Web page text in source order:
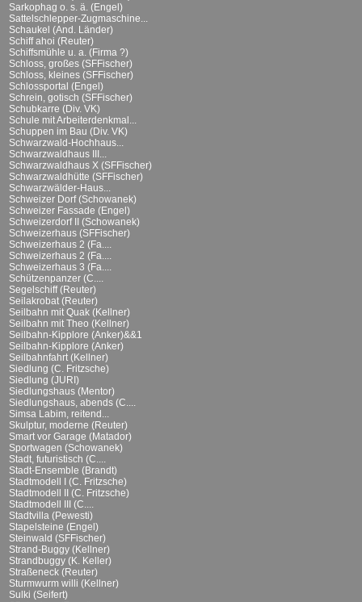
Sarkophag o. s. ä. (Engel)
Sattelschlepper-Zugmaschine...
Schaukel (And. Länder)
Schiff ahoi (Reuter)
Schiffsmühle u. a. (Firma ?)
Schloss, großes (SFFischer)
Schloss, kleines (SFFischer)
Schlossportal (Engel)
Schrein, gotisch (SFFischer)
Schubkarre (Div. VK)
Schule mit Arbeiterdenkmal...
Schuppen im Bau (Div. VK)
Schwarzwald-Hochhaus...
Schwarzwaldhaus III...
Schwarzwaldhaus X (SFFischer)
Schwarzwaldhütte (SFFischer)
Schwarzwälder-Haus...
Schweizer Dorf (Schowanek)
Schweizer Fassade (Engel)
Schweizerdorf II (Schowanek)
Schweizerhaus (SFFischer)
Schweizerhaus 2 (Fa....
Schweizerhaus 2 (Fa....
Schweizerhaus 3 (Fa....
Schützenpanzer (C....
Segelschiff (Reuter)
Seilakrobat (Reuter)
Seilbahn mit Quak (Kellner)
Seilbahn mit Theo (Kellner)
Seilbahn-Kipplore (Anker)&&1
Seilbahn-Kipplore (Anker)
Seilbahnfahrt (Kellner)
Siedlung (C. Fritzsche)
Siedlung (JURI)
Siedlungshaus (Mentor)
Siedlungshaus, abends (C....
Simsa Labim, reitend...
Skulptur, moderne (Reuter)
Smart vor Garage (Matador)
Sportwagen (Schowanek)
Stadt, futuristisch (C....
Stadt-Ensemble (Brandt)
Stadtmodell I (C. Fritzsche)
Stadtmodell II (C. Fritzsche)
Stadtmodell III (C....
Stadtvilla (Pewesti)
Stapelsteine (Engel)
Steinwald (SFFischer)
Strand-Buggy (Kellner)
Strandbuggy (K. Keller)
Straßeneck (Reuter)
Sturmwurm willi (Kellner)
Sulki (Seifert)